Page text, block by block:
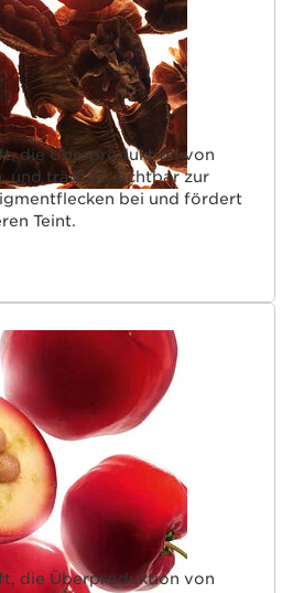
die Überproduktion von
und trägt so sichtbar zur
bei und fördert
Teint.
die Überproduktion von